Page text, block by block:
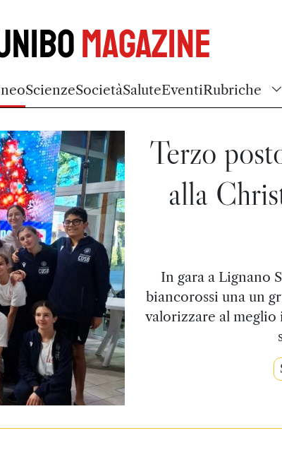
Magazine
ScienzeSocietàSaluteEventiRubriche
Terzo
alla
In gara a Lignano
biancorossi una un
valorizzare al